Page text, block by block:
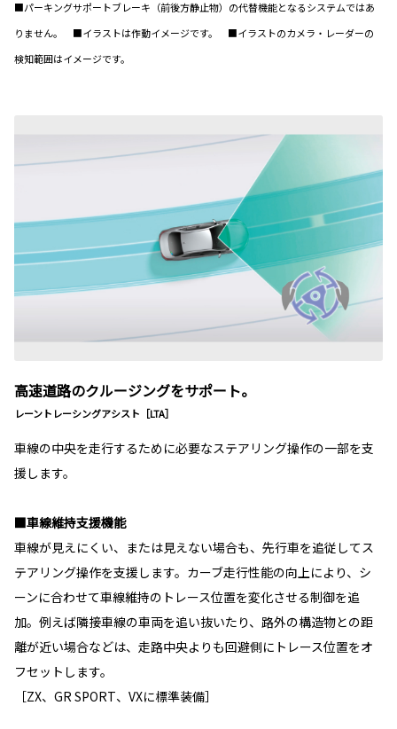
■パーキングサポートブレーキ（前後方静止物）の代替機能となるシステムではあ
りません。 ■イラストは作動イメージです。 ■イラストのカメラ・レーダーの
検知範囲はイメージです。
高速道路のクルージングをサポート。
レーントレーシングアシスト［LTA］
車線の中央を走行するために必要なステアリング操作の一部を支
援します。
■車線維持支援機能
車線が見えにくい、または見えない場合も、先行車を追従してス
テアリング操作を支援します。カーブ走行性能の向上により、シ
ーンに合わせて車線維持のトレース位置を変化させる制御を追
加。例えば隣接車線の車両を追い抜いたり、路外の構造物との距
離が近い場合などは、走路中央よりも回避側にトレース位置をオ
フセットします。
［ZX、GR SPORT、VXに標準装備］